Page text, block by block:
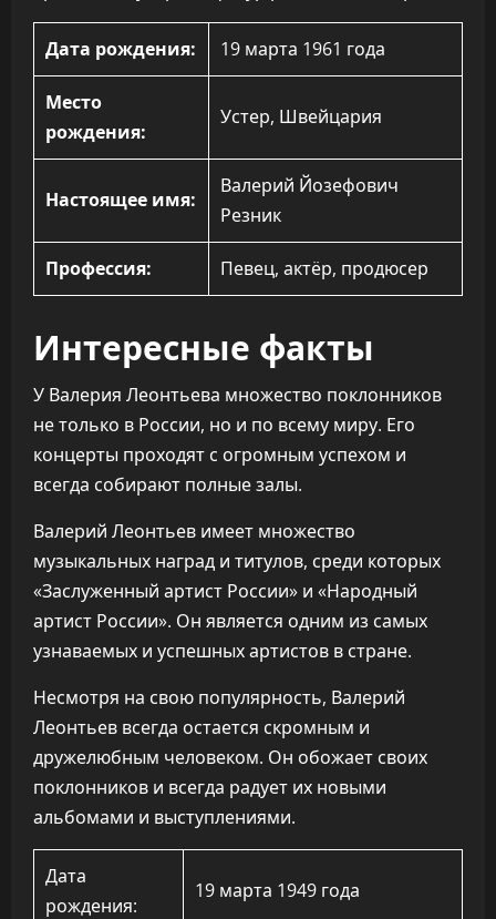
Дата рождения: 19 марта 1961 года
Место
рождения:
Устер, Швейцария
Настоящее имя:
Валерий Йозефович
Резник
Профессия: Певец, актёр, продюсер
Интересные факты
У Валерия Леонтьева множество поклонников
не только в России, но и по всему миру. Его
концерты проходят с огромным успехом и
всегда собирают полные залы.
Валерий Леонтьев имеет множество
музыкальных наград и титулов, среди которых
«Заслуженный артист России» и «Народный
артист России». Он является одним из самых
узнаваемых и успешных артистов в стране.
Несмотря на свою популярность, Валерий
Леонтьев всегда остается скромным и
дружелюбным человеком. Он обожает своих
поклонников и всегда радует их новыми
альбомами и выступлениями.
Дата
рождения:
19 марта 1949 года